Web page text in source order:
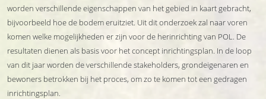
worden verschillende eigenschappen van het gebied in kaart gebracht,
bijvoorbeeld hoe de bodem eruitziet. Uit dit onderzoek zal naar voren
komen welke mogelijkheden er zijn voor de herinrichting van POL. De
resultaten dienen als basis voor het concept inrichtingsplan. In de loop
van dit jaar worden de verschillende stakeholders, grondeigenaren en
bewoners betrokken bij het proces, om zo te komen tot een gedragen
inrichtingsplan.